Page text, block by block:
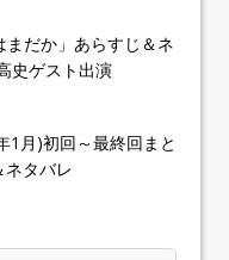
だか」あらすじ＆ネ
史ゲスト出演
1月)初回～最終回まと
ネタバレ